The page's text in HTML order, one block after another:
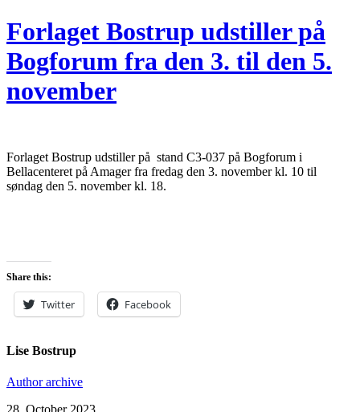
Forlaget Bostrup udstiller på
Bogforum fra den 3. til den 5.
november
Forlaget Bostrup udstiller på stand C3-037 på Bogforum i
Bellacenteret på Amager fra fredag den 3. november kl. 10 til
søndag den 5. november kl. 18.
Share this:
Twitter Facebook
Lise Bostrup
Author archive
28. October 2023